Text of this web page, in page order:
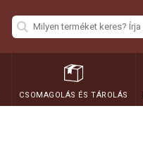
CSOMAGOLÁS ÉS TÁROLÁS